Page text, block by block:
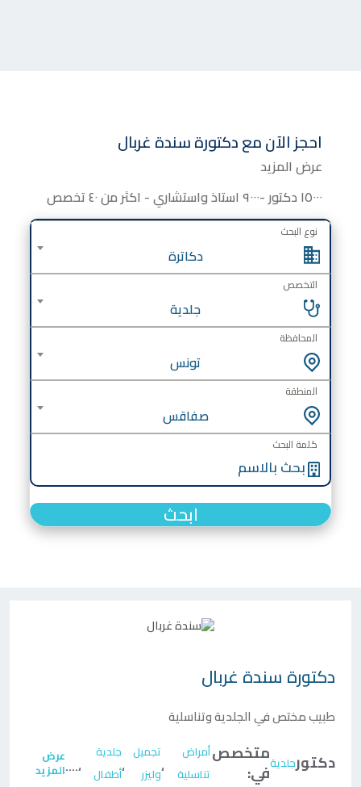
احجز الآن معدكتورةسندة غربال
عرض المزيد
١٥٠٠٠ دكتور -٩٠٠٠ استاذ واستشاري - اكثر من ٤٠ تخصص
نوع البحث
دكاترة
التخصص
جلدية
المحافظة
تونس
المنطقة
صفاقس
كلمة البحث
ابحث
دكتورة سندة غربال
طبيب مختص في الجلدية وتناسلية
دكتورجلديةمتخصص
في:
أمراض
تناسلية
،
تجميل
وليزر
،
جلدية
أطفال
،....عرض
المزيد